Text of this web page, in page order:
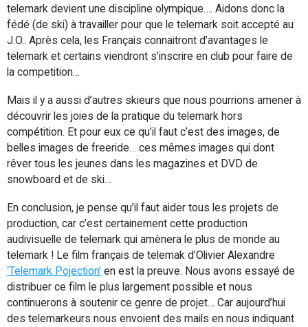
telemark devient une discipline olympique…. Aidons donc la
fédé (de ski) à travailler pour que le telemark soit accepté au
J.O.. Après cela, les Français connaitront d’avantages le
telemark et certains viendront s’inscrire en club pour faire de
la competition…
Mais il y a aussi d’autres skieurs que nous pourrions amener à
découvrir les joies de la pratique du telemark hors
compétition. Et pour eux ce qu’il faut c’est des images, de
belles images de freeride… ces mêmes images qui dont
rêver tous les jeunes dans les magazines et DVD de
snowboard et de ski…
En conclusion, je pense qu’il faut aider tous les projets de
production, car c’est certainement cette production
audivisuelle de telemark qui amènera le plus de monde au
telemark ! Le film français de telemak d’Olivier Alexandre
‘Telemark Pojection’ en est la preuve. Nous avons essayé de
distribuer ce film le plus largement possible et nous
continuerons à soutenir ce genre de projet… Car aujourd’hui
des telemarkeurs nous envoient des mails en nous indiquant